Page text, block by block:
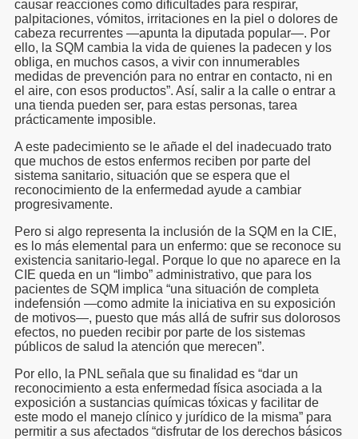
causar reacciones como dificultades para respirar,
palpitaciones, vómitos, irritaciones en la piel o dolores de
cabeza recurrentes —apunta la diputada popular—. Por
ello, la SQM cambia la vida de quienes la padecen y los
obliga, en muchos casos, a vivir con innumerables
medidas de prevención para no entrar en contacto, ni en
el aire, con esos productos”. Así, salir a la calle o entrar a
una tienda pueden ser, para estas personas, tarea
prácticamente imposible.
A este padecimiento se le añade el del inadecuado trato
que muchos de estos enfermos reciben por parte del
sistema sanitario, situación que se espera que el
reconocimiento de la enfermedad ayude a cambiar
progresivamente.
Pero si algo representa la inclusión de la SQM en la CIE,
es lo más elemental para un enfermo: que se reconoce su
existencia sanitario-legal. Porque lo que no aparece en la
CIE queda en un “limbo” administrativo, que para los
pacientes de SQM implica “una situación de completa
indefensión —como admite la iniciativa en su exposición
de motivos—, puesto que más allá de sufrir sus dolorosos
efectos, no pueden recibir por parte de los sistemas
públicos de salud la atención que merecen”.
Por ello, la PNL señala que su finalidad es “dar un
reconocimiento a esta enfermedad física asociada a la
exposición a sustancias químicas tóxicas y facilitar de
este modo el manejo clínico y jurídico de la misma” para
permitir a sus afectados “disfrutar de los derechos básicos
el misterio cerebral